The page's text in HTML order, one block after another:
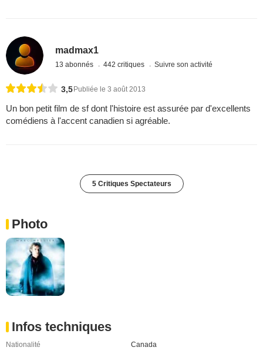
madmax1
13 abonnés 442 critiques Suivre son activité
3,5Publiée le 3 août 2013
Un bon petit film de sf dont l'histoire est assurée par d'excellents
comédiens à l'accent canadien si agréable.
5 Critiques Spectateurs
Photo
Infos techniques
Nationalité
Canada